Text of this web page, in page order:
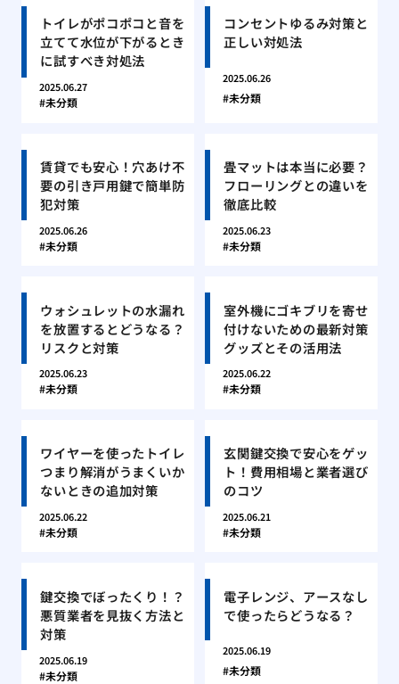
トイレがポコポコと音を
立てて水位が下がるとき
に試すべき対処法
2025.06.27
未分類
コンセントゆるみ対策と
正しい対処法
2025.06.26
未分類
賃貸でも安心！穴あけ不
要の引き戸用鍵で簡単防
犯対策
2025.06.26
未分類
畳マットは本当に必要？
フローリングとの違いを
徹底比較
2025.06.23
未分類
ウォシュレットの水漏れ
を放置するとどうなる？
リスクと対策
2025.06.23
未分類
室外機にゴキブリを寄せ
付けないための最新対策
グッズとその活用法
2025.06.22
未分類
ワイヤーを使ったトイレ
つまり解消がうまくいか
ないときの追加対策
2025.06.22
未分類
玄関鍵交換で安心をゲッ
ト！費用相場と業者選び
のコツ
2025.06.21
未分類
鍵交換でぼったくり！？
悪質業者を見抜く方法と
対策
2025.06.19
未分類
電子レンジ、アースなし
で使ったらどうなる？
2025.06.19
未分類